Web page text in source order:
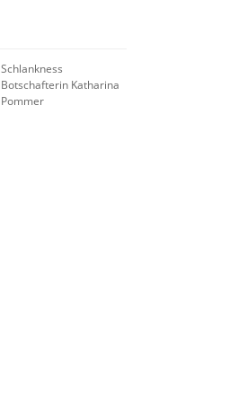
Schlankness
Botschafterin Katharina
Pommer